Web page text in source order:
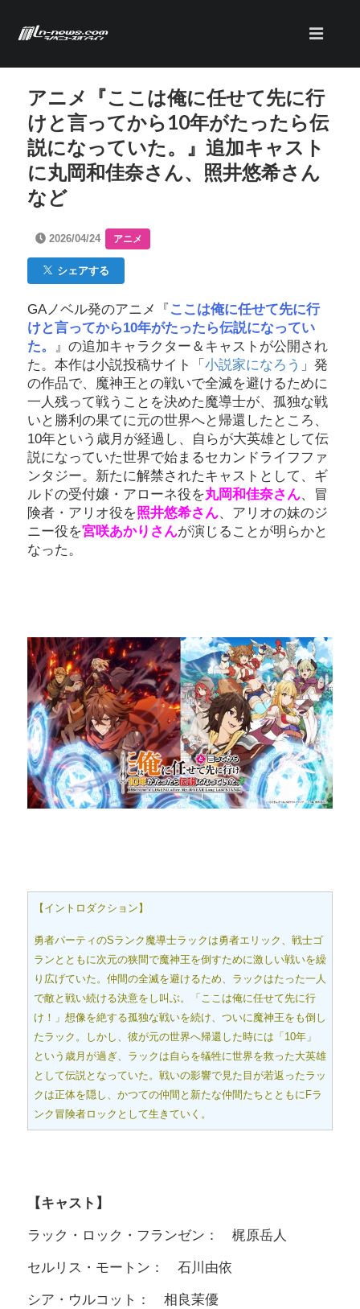
アニメ『ここは俺に任せて先に行
けと言ってから10年がたったら伝
説になっていた。』追加キャスト
に丸岡和佳奈さん、照井悠希さん
など
2026/04/24 アニメ
シェアする
GAノベル発のアニメ『 ここは俺に任せて先に行
けと言ってから10年がたったら伝説になってい
た。
』の追加キャラクター＆キャストが公開され
た。本作は小説投稿サイト「 小説家になろう 」発
の作品で、魔神王との戦いで全滅を避けるために
一人残って戦うことを決めた魔導士が、孤独な戦
いと勝利の果てに元の世界へと帰還したところ、
10年という歳月が経過し、自らが大英雄として伝
説になっていた世界で始まるセカンドライフファ
ンタジー。新たに解禁されたキャストとして、ギ
ルドの受付嬢・アローネ役を丸岡和佳奈さん、冒
険者・アリオ役を照井悠希さん、アリオの妹のジ
ニー役を宮咲あかりさんが演じることが明らかと
なった。
【イントロダクション】
勇者パーティのSランク魔導士ラックは勇者エリック、戦士ゴ
ランとともに次元の狭間で魔神王を倒すために激しい戦いを繰
り広げていた。仲間の全滅を避けるため、ラックはたった一人
で敵と戦い続ける決意をし叫ぶ。「ここは俺に任せて先に行
け！」想像を絶する孤独な戦いを続け、ついに魔神王をも倒し
たラック。しかし、彼が元の世界へ帰還した時には「10年」
という歳月が過ぎ、ラックは自らを犠牲に世界を救った大英雄
として伝説となっていた。戦いの影響で見た目が若返ったラッ
クは正体を隠し、かつての仲間と新たな仲間たちとともにFラ
ンク冒険者ロックとして生きていく。
【キャスト】
ラック・ロック・フランゼン： 梶原岳人
セルリス・モートン： 石川由依
シア・ウルコット： 相良茉優